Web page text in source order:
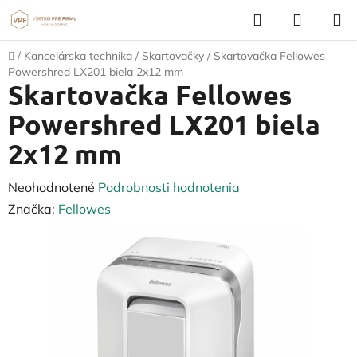
Prejsť
na
obsah
Hľadať
KOŠÍK
Domov
/ Kancelárska technika / Skartovačky / Skartovačka Fellowes
Powershred LX201 biela 2x12 mm
Skartovačka Fellowes
Powershred LX201 biela
2x12 mm
Priemerné
hodnotenie
Neohodnotené Podrobnosti hodnotenia
Značka: Fellowes